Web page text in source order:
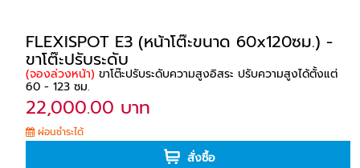
FLEXISPOT E3 (หน้าโต๊ะขนาด 60x120ซม.) -
ขาโต๊ะปรับระดับ
(จองล่วงหน้า) ขาโต๊ะปรับระดับความสูงอิสระ ปรับความสูงได้ตั้งแต่
60 - 123 ซม.
22,000.00 บาท
ผ่อนชำระได้
สั่งซื้อ